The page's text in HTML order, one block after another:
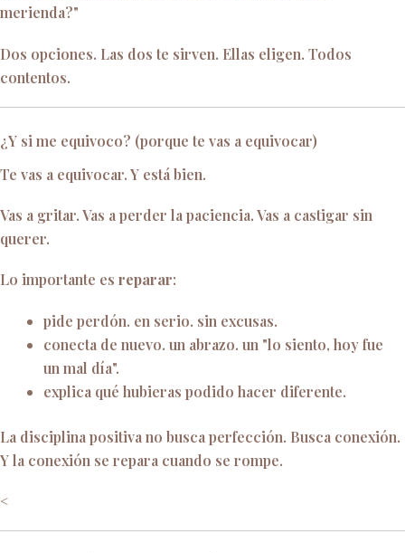
merienda?"
Dos opciones. Las dos te sirven. Ellas eligen. Todos
contentos.
¿Y si me equivoco? (porque te vas a equivocar)
Te vas a equivocar. Y está bien.
Vas a gritar. Vas a perder la paciencia. Vas a castigar sin
querer.
Lo importante es reparar:
pide perdón. en serio. sin excusas.
conecta de nuevo. un abrazo. un "lo siento, hoy fue
un mal día".
explica qué hubieras podido hacer diferente.
La disciplina positiva no busca perfección. Busca conexión.
Y la conexión se repara cuando se rompe.
<